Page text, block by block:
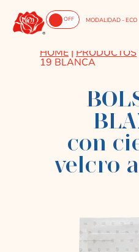
ONOFF MODALIDAD - ECO
HOME | PRODUCTOS
19 BLANCA
con
velcro